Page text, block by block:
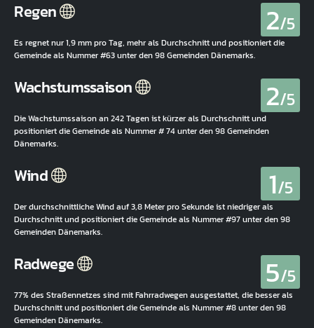
Regen 2/5
Es regnet nur 1,9 mm pro Tag, mehr als Durchschnitt und positioniert die
Gemeinde als Nummer #63 unter den 98 Gemeinden Dänemarks.
Wachstumssaison 2/5
Die Wachstumssaison an 242 Tagen ist kürzer als Durchschnitt und
positioniert die Gemeinde als Nummer # 74 unter den 98 Gemeinden
Dänemarks.
Wind 1/5
Der durchschnittliche Wind auf 3,8 Meter pro Sekunde ist niedriger als
Durchschnitt und positioniert die Gemeinde als Nummer #97 unter den 98
Gemeinden Dänemarks.
Radwege 5/5
77% des Straßennetzes sind mit Fahrradwegen ausgestattet, die besser als
Durchschnitt und positioniert die Gemeinde als Nummer #8 unter den 98
Gemeinden Dänemarks.